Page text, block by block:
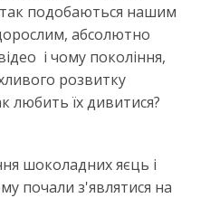
так подобаються нашим
абсолютно
і чому покоління,
розвитку
любить їх дивитися?
шоколадних яєць і
почали з'являтися на